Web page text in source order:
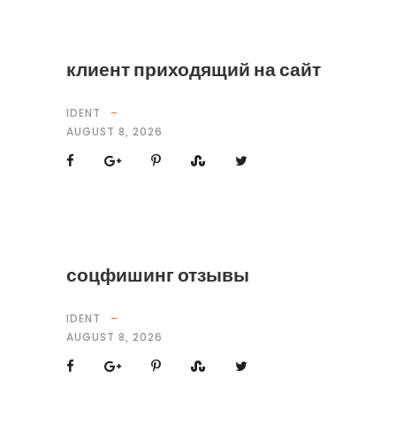
клиент приходящий на сайт
IDENT
AUGUST 8, 2026
соцфишинг отзывы
IDENT
AUGUST 8, 2026